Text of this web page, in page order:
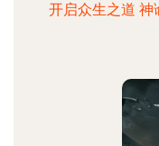
开启众生之道 神